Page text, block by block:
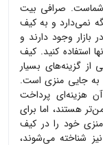
شماست. صرافی بیت
نمی‌دارد و به کیف
وجود دارند و
استفاده کنید. کیف
گزینه‌های بسیار
به جایی منزیاست.
هزینه‌ای پرداخت
هستند، اما برای
منزی خود را در کیف
شناخته می‌شوند،